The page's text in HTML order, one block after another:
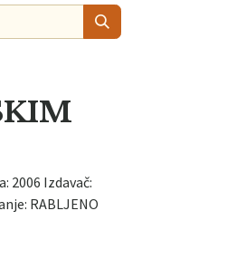
2006 Izdavač:
RABLJENO